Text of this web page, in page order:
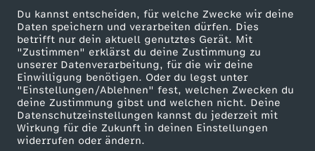
Du kannst entscheiden, für welche Zwecke wir deine
Daten speichern und verarbeiten dürfen. Dies
betrifft nur dein aktuell genutztes Gerät. Mit
"Zustimmen" erklärst du deine Zustimmung zu
unserer Datenverarbeitung, für die wir deine
Einwilligung benötigen. Oder du legst unter
"Einstellungen/Ablehnen" fest, welchen Zwecken du
deine Zustimmung gibst und welchen nicht. Deine
Datenschutzeinstellungen kannst du jederzeit mit
Wirkung für die Zukunft in deinen Einstellungen
widerrufen oder ändern.
a
h
l
u
ZDF goes Schule
Werbefernsehen
Mainzelmännchen